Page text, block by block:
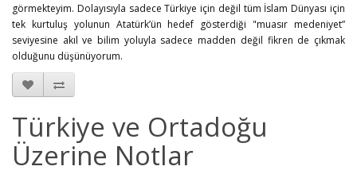
görmekteyim. Dolayısıyla sadece Türkiye için değil tüm İslam Dünyası için
tek kurtuluş yolunun Atatürk’ün hedef gösterdiği "muasır medeniyet”
seviyesine akıl ve bilim yoluyla sadece madden değil fikren de çıkmak
olduğunu düşünüyorum.
Türkiye ve Ortadoğu
Üzerine Notlar